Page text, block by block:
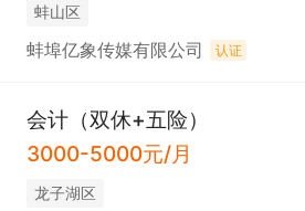
蚌山区
蚌埠亿象传媒有限公司 认证
会计（双休+五险）
3000-5000元/月
龙子湖区